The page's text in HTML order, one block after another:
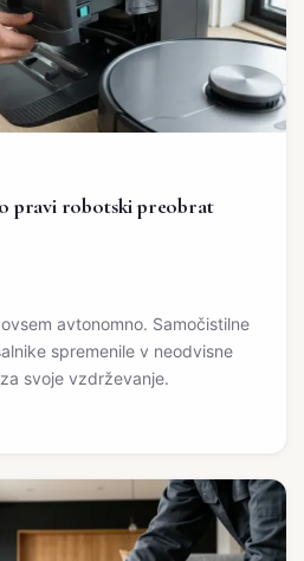
pravi robotski preobrat
avtonomno. Samočistilne
spremenile v neodvisne
svoje vzdrževanje.